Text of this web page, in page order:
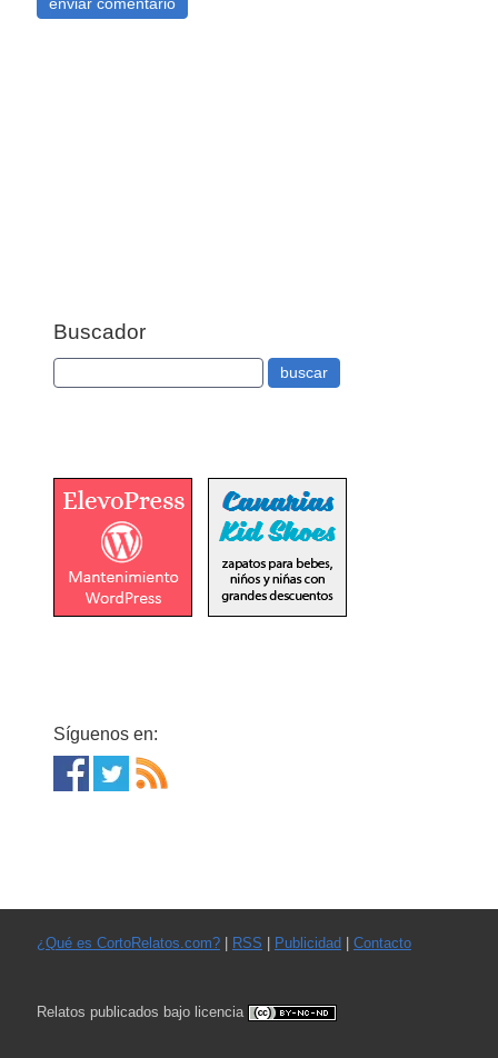
Buscador
Síguenos en:
¿Qué es CortoRelatos.com?| RSS Publicidad Contacto
Relatos publicados bajo licencia